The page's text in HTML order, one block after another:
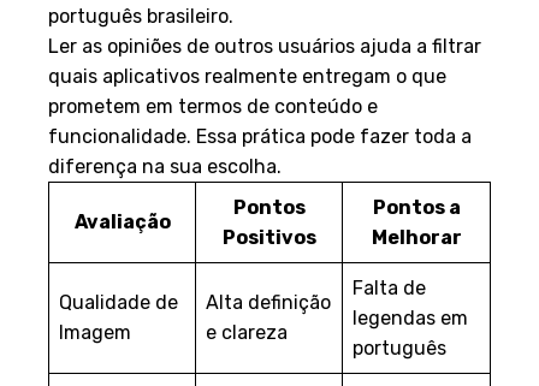
português brasileiro.
Ler as opiniões de outros usuários ajuda a filtrar
quais aplicativos realmente entregam o que
prometem em termos de conteúdo e
funcionalidade. Essa prática pode fazer toda a
diferença na sua escolha.
Avaliação
Pontos
Positivos
Pontos a
Melhorar
Qualidade de
Imagem
Alta definição
e clareza
Falta de
legendas em
português